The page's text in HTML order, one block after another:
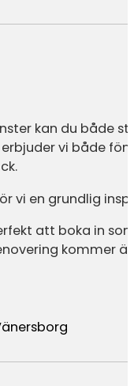
kan du både
vi både
vi en grundlig
att boka in
kommer